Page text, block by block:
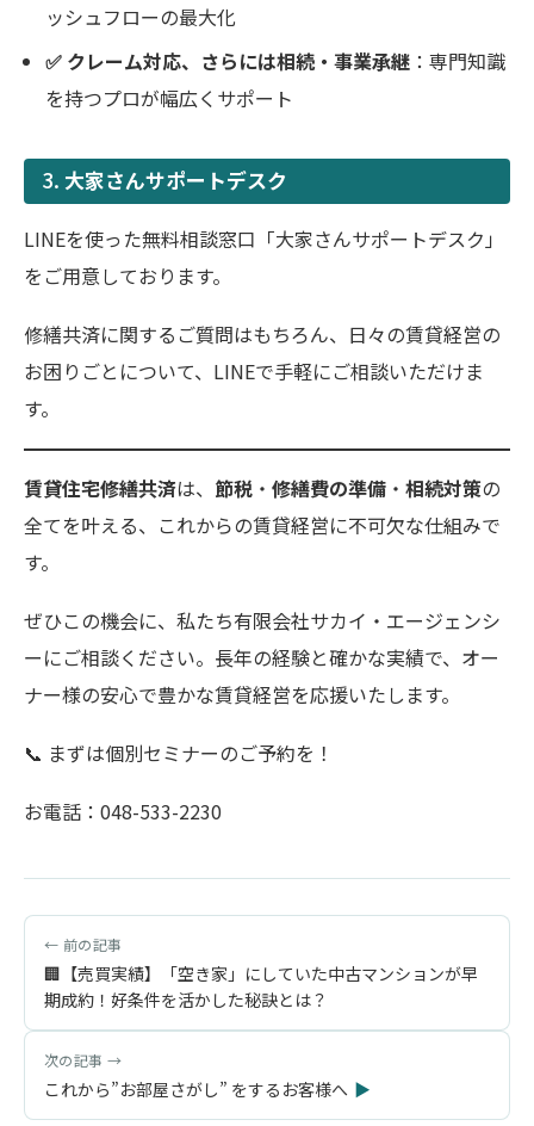
ッシュフローの最大化
✅ クレーム対応、さらには相続・事業承継 ：専門知識
を持つプロが幅広くサポート
3. 大家さんサポートデスク
LINEを使った無料相談窓口「大家さんサポートデスク」
をご用意しております。
修繕共済に関するご質問はもちろん、日々の賃貸経営の
お困りごとについて、LINEで手軽にご相談いただけま
す。
賃貸住宅修繕共済は、 節税 ・ 修繕費の準備 ・ 相続対策の
全てを叶える、これからの賃貸経営に不可欠な仕組みで
す。
ぜひこの機会に、私たち有限会社サカイ・エージェンシ
ーにご相談ください。長年の経験と確かな実績で、オー
ナー様の安心で豊かな賃貸経営を応援いたします。
📞 まずは個別セミナーのご予約を！
お電話：048-533-2230
🏢【売買実績】「空き家」にしていた中古マンションが早
期成約！好条件を活かした秘訣とは？
これから”お部屋さがし” をするお客様へ